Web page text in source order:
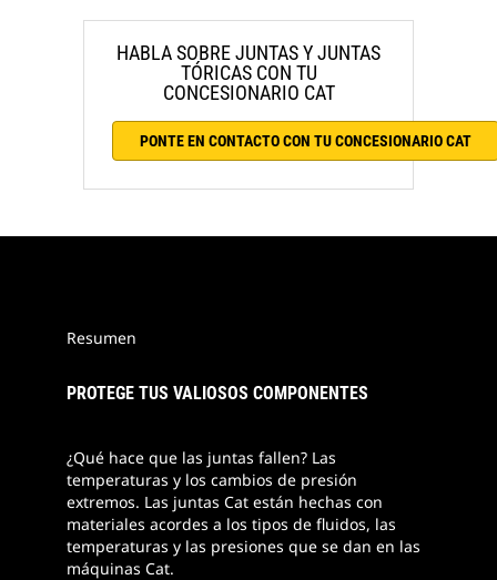
HABLA SOBRE JUNTAS Y JUNTAS
TÓRICAS CON TU
CONCESIONARIO CAT
PONTE EN CONTACTO CON TU CONCESIONARIO CAT
Resumen
PROTEGE TUS VALIOSOS COMPONENTES
¿Qué hace que las juntas fallen? Las
temperaturas y los cambios de presión
extremos. Las juntas Cat están hechas con
materiales acordes a los tipos de fluidos, las
temperaturas y las presiones que se dan en las
máquinas Cat.